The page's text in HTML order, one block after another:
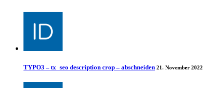
TYPO3 – tx_seo description crop – abschneiden 21. November 2022